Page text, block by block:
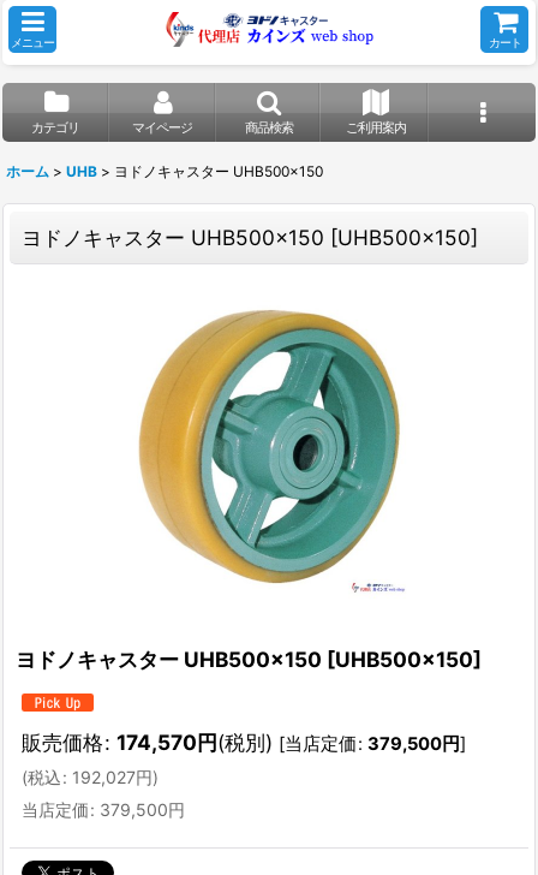
メニュー カート
カテゴリ マイページ 商品検索 ご利用案内
ホーム > UHB > ヨドノキャスター UHB500x150
ヨドノキャスター UHB500x150 [UHB500x150]
ヨドノキャスター UHB500x150 [UHB500x150]
販売価格: 174,570円(税別) [当店定価: 379,500円]
(税込: 192,027円)
当店定価: 379,500円